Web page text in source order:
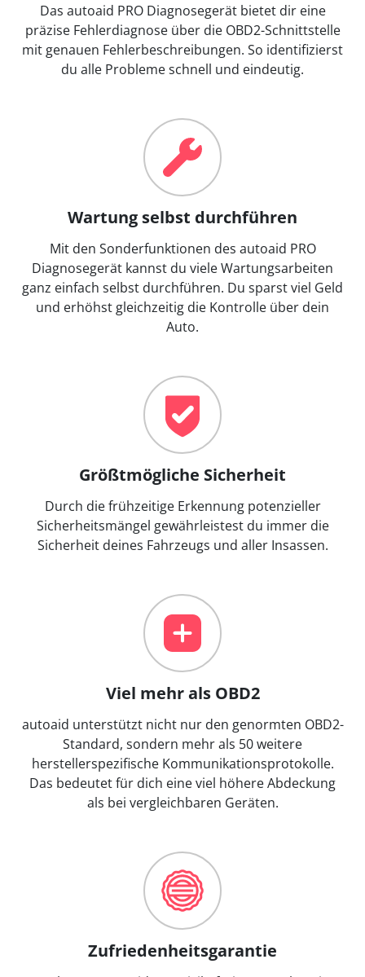
Das autoaid PRO Diagnosegerät bietet dir eine
präzise Fehlerdiagnose über die OBD2-Schnittstelle
mit genauen Fehlerbeschreibungen. So identifizierst
du alle Probleme schnell und eindeutig.
Wartung selbst durchführen
Mit den Sonderfunktionen des autoaid PRO
Diagnosegerät kannst du viele Wartungsarbeiten
ganz einfach selbst durchführen. Du sparst viel Geld
und erhöhst gleichzeitig die Kontrolle über dein
Auto.
Größtmögliche Sicherheit
Durch die frühzeitige Erkennung potenzieller
Sicherheitsmängel gewährleistest du immer die
Sicherheit deines Fahrzeugs und aller Insassen.
Viel mehr als OBD2
autoaid unterstützt nicht nur den genormten OBD2-
Standard, sondern mehr als 50 weitere
herstellerspezifische Kommunikationsprotokolle.
Das bedeutet für dich eine viel höhere Abdeckung
als bei vergleichbaren Geräten.
Zufriedenheitsgarantie